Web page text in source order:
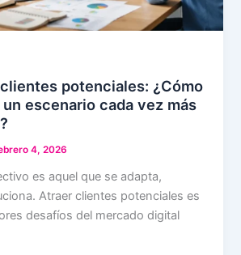
potenciales: ¿Cómo
escenario cada vez más
4, 2026
es aquel que se adapta,
Atraer clientes potenciales es
desafíos del mercado digital